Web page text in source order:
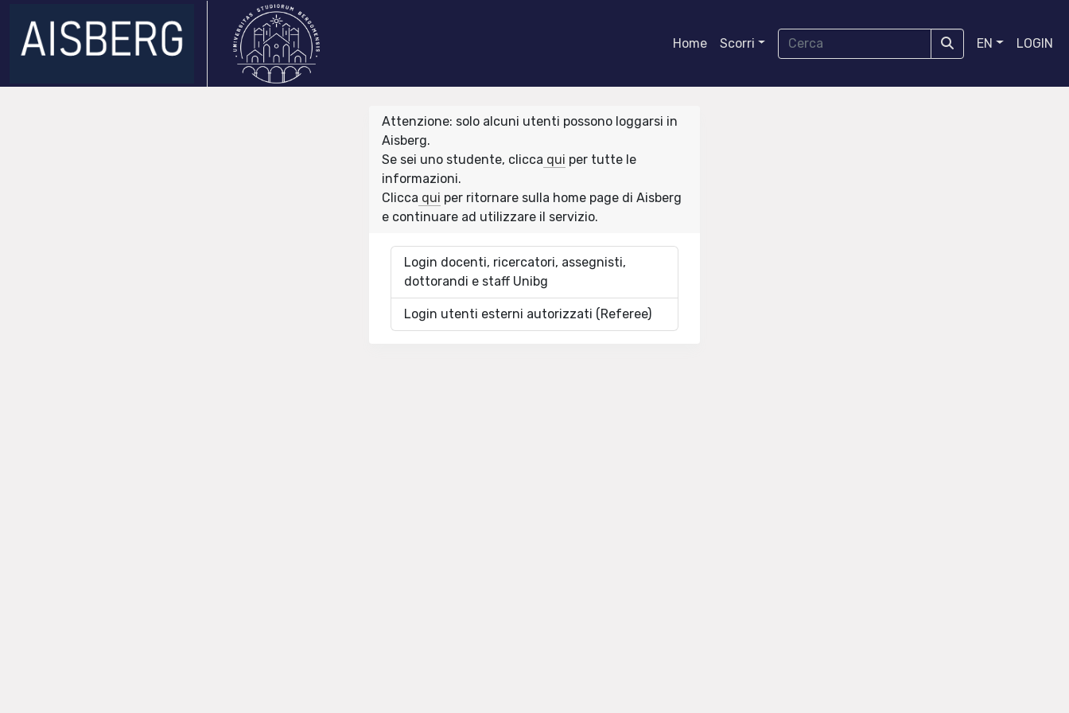
Home Scorri EN LOGIN
Attenzione: solo alcuni utenti possono loggarsi in
Aisberg.
Se sei uno studente, clicca qui per tutte le
informazioni.
Clicca qui per ritornare sulla home page di Aisberg
e continuare ad utilizzare il servizio.
Login docenti, ricercatori, assegnisti,
dottorandi e staff Unibg
Login utenti esterni autorizzati (Referee)